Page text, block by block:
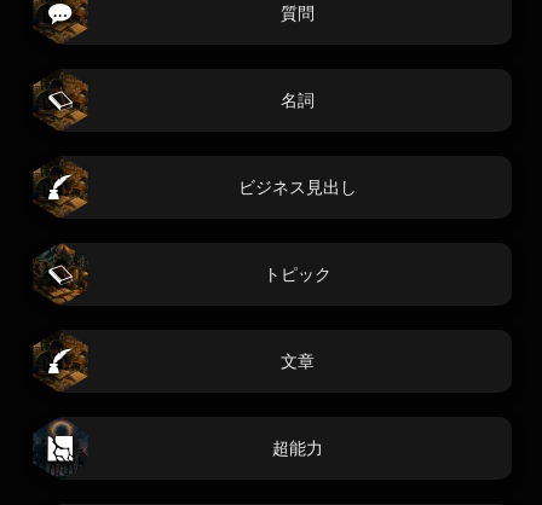
質問
名詞
ビジネス見出し
トピック
文章
超能力